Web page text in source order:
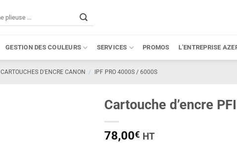
GESTION DES COULEURS SERVICES PROMOS L’ENTREPRISE
CARTOUCHES D'ENCRE CANON / IPF PRO 4000S / 6000S
Cartouche d’encre
78,00€ HT